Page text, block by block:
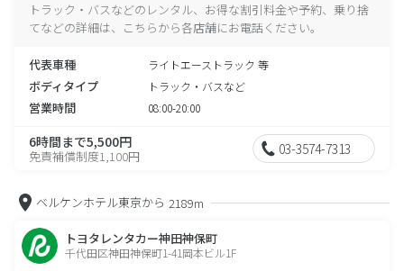
トラック・バスなどのレンタル、お得な割引料金や予約、乗り捨
てなどの詳細は、こちらから各店舗にお電話ください。
代表車種 ライトエーストラック 等
ボディタイプ トラック・バスなど
営業時間 08:00-20:00
6時間まで5,500円
免責補償制度1,100円 03-3574-7313
ベルケンホテル東京から 2189m
トヨタレンタカー神田神保町
千代田区神田神保町1-41岡本ビル1F